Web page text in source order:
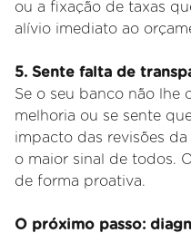
ou a fixação de taxas
alívio imediato ao
5. Sente falta de
Se o seu banco não lhe
melhoria ou se sente
impacto das revisões
o maior sinal de todos.
de forma proativa.
O próximo passo: